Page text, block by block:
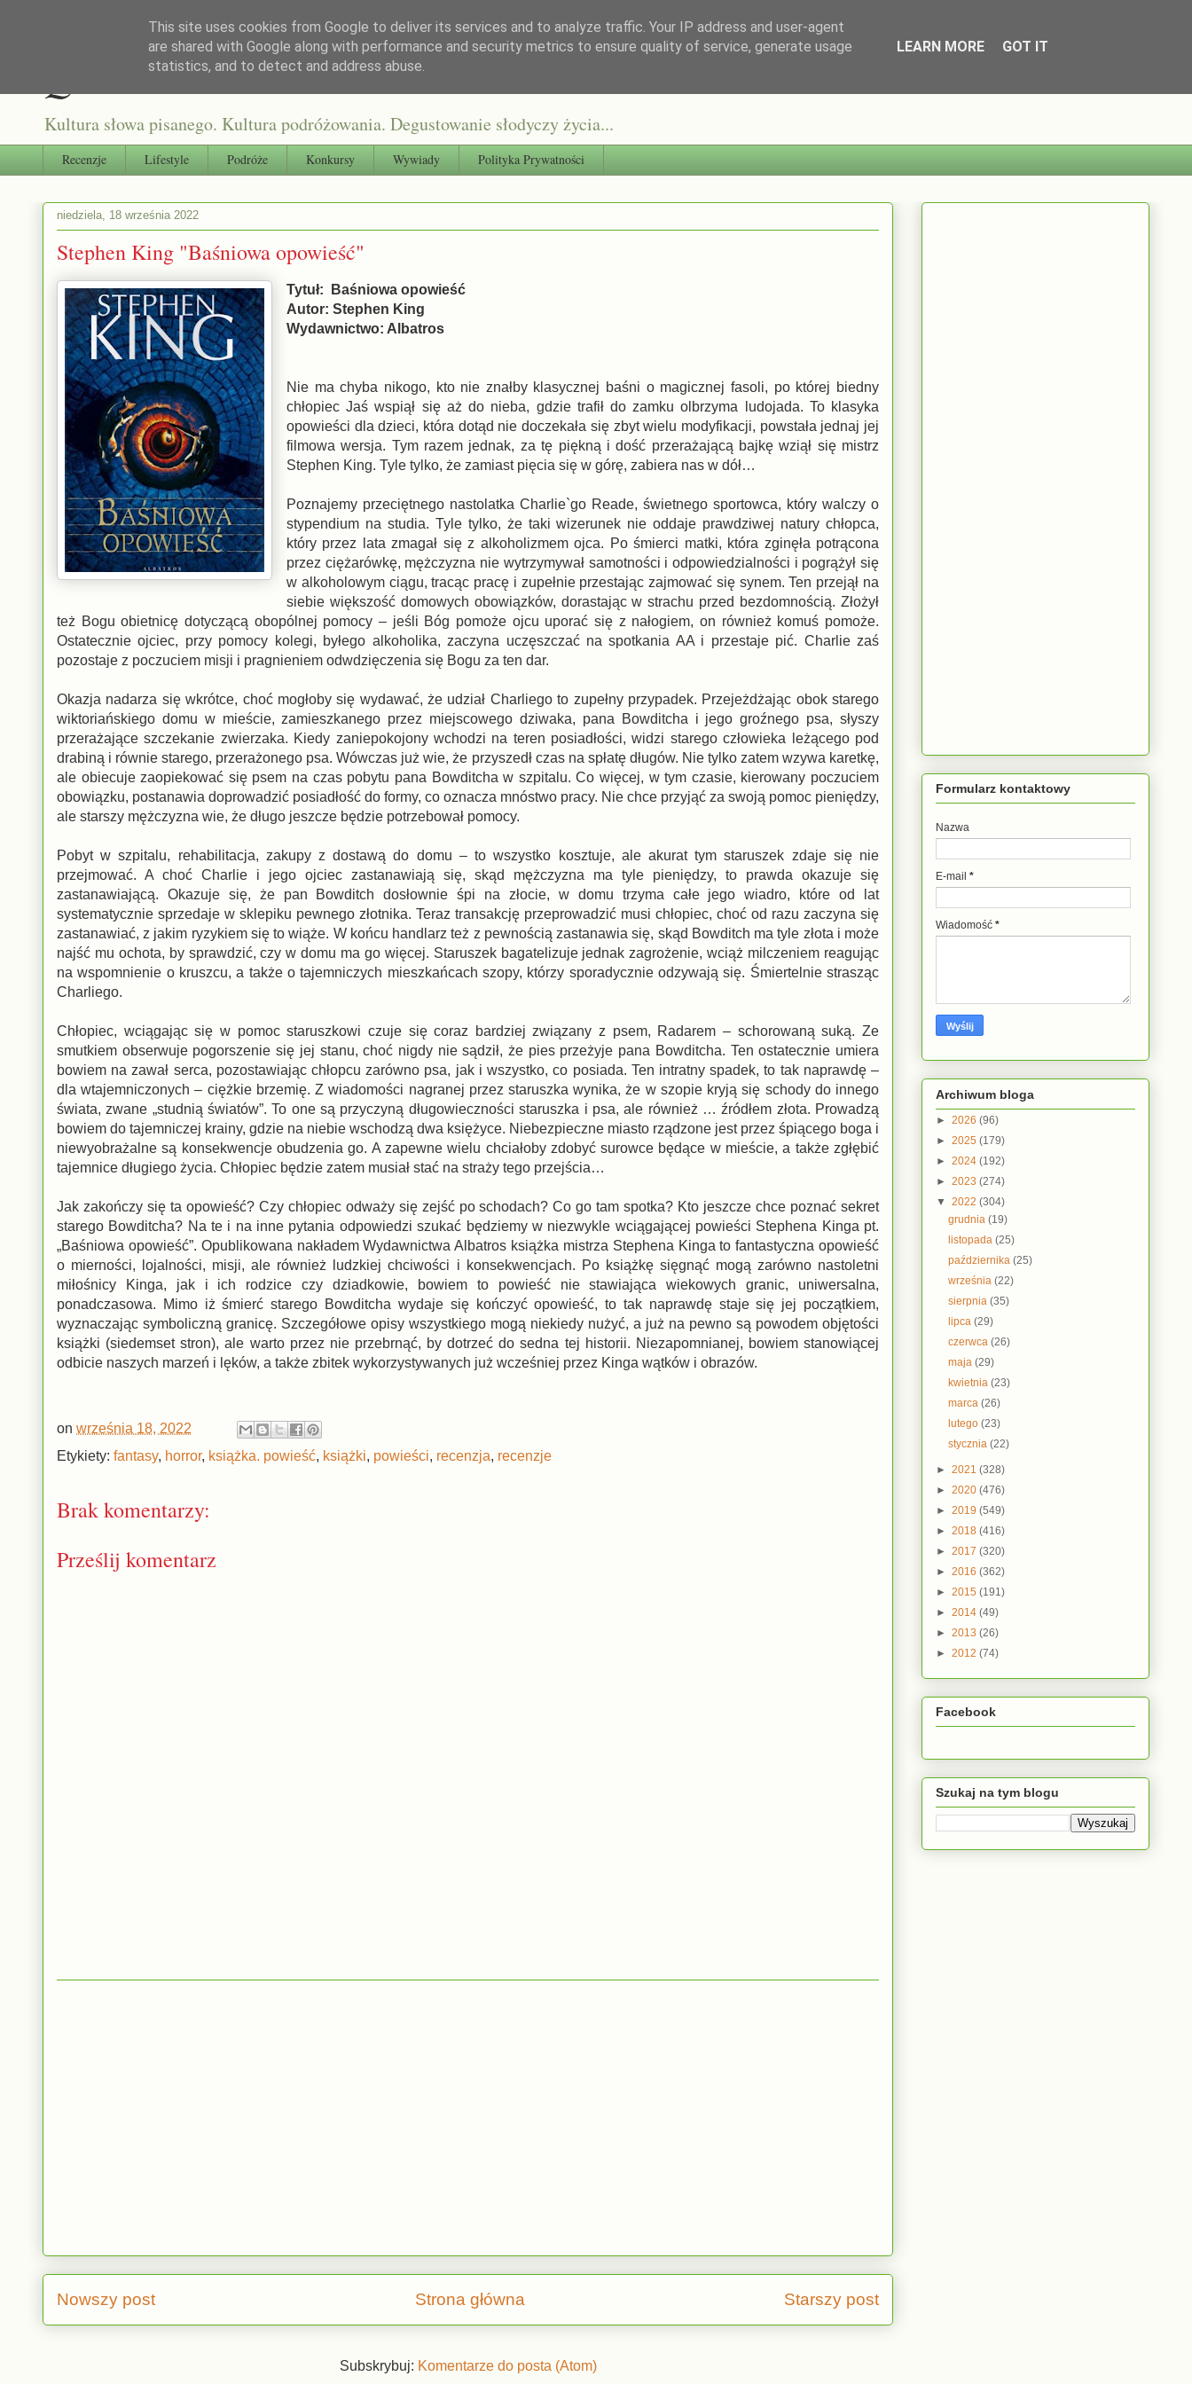
Qultura słowa
Kultura słowa pisanego. Kultura podróżowania. Degustowanie słodyczy życia...
Recenzje Lifestyle Podróże Konkursy Wywiady Polityka Prywatności
niedziela, 18 września 2022
Stephen King "Baśniowa opowieść"
Tytuł: Baśniowa opowieść
Autor: Stephen King
Wydawnictwo: Albatros
Nie ma chyba nikogo, kto nie znałby klasycznej baśni o magicznej fasoli, po której biedny
chłopiec Jaś wspiął się aż do nieba, gdzie trafił do zamku olbrzyma ludojada. To klasyka
opowieści dla dzieci, która dotąd nie doczekała się zbyt wielu modyfikacji, powstała jednaj jej
filmowa wersja. Tym razem jednak, za tę piękną i dość przerażającą bajkę wziął się mistrz
Stephen King. Tyle tylko, że zamiast pięcia się w górę, zabiera nas w dół…
Poznajemy przeciętnego nastolatka Charlie`go Reade, świetnego sportowca, który walczy o
stypendium na studia. Tyle tylko, że taki wizerunek nie oddaje prawdziwej natury chłopca,
który przez lata zmagał się z alkoholizmem ojca. Po śmierci matki, która zginęła potrącona
przez ciężarówkę, mężczyzna nie wytrzymywał samotności i odpowiedzialności i pogrążył się
w alkoholowym ciągu, tracąc pracę i zupełnie przestając zajmować się synem. Ten przejął na
siebie większość domowych obowiązków, dorastając w strachu przed bezdomnością. Złożył
też Bogu obietnicę dotyczącą obopólnej pomocy – jeśli Bóg pomoże ojcu uporać się z nałogiem, on również komuś pomoże.
Ostatecznie ojciec, przy pomocy kolegi, byłego alkoholika, zaczyna uczęszczać na spotkania AA i przestaje pić. Charlie zaś
pozostaje z poczuciem misji i pragnieniem odwdzięczenia się Bogu za ten dar.
Okazja nadarza się wkrótce, choć mogłoby się wydawać, że udział Charliego to zupełny przypadek. Przejeżdżając obok starego
wiktoriańskiego domu w mieście, zamieszkanego przez miejscowego dziwaka, pana Bowditcha i jego groźnego psa, słyszy
przerażające szczekanie zwierzaka. Kiedy zaniepokojony wchodzi na teren posiadłości, widzi starego człowieka leżącego pod
drabiną i równie starego, przerażonego psa. Wówczas już wie, że przyszedł czas na spłatę długów. Nie tylko zatem wzywa karetkę,
ale obiecuje zaopiekować się psem na czas pobytu pana Bowditcha w szpitalu. Co więcej, w tym czasie, kierowany poczuciem
obowiązku, postanawia doprowadzić posiadłość do formy, co oznacza mnóstwo pracy. Nie chce przyjąć za swoją pomoc pieniędzy,
ale starszy mężczyzna wie, że długo jeszcze będzie potrzebował pomocy.
Pobyt w szpitalu, rehabilitacja, zakupy z dostawą do domu – to wszystko kosztuje, ale akurat tym staruszek zdaje się nie
przejmować. A choć Charlie i jego ojciec zastanawiają się, skąd mężczyzna ma tyle pieniędzy, to prawda okazuje się
zastanawiającą. Okazuje się, że pan Bowditch dosłownie śpi na złocie, w domu trzyma całe jego wiadro, które od lat
systematycznie sprzedaje w sklepiku pewnego złotnika. Teraz transakcję przeprowadzić musi chłopiec, choć od razu zaczyna się
zastanawiać, z jakim ryzykiem się to wiąże. W końcu handlarz też z pewnością zastanawia się, skąd Bowditch ma tyle złota i może
najść mu ochota, by sprawdzić, czy w domu ma go więcej. Staruszek bagatelizuje jednak zagrożenie, wciąż milczeniem reagując
na wspomnienie o kruszcu, a także o tajemniczych mieszkańcach szopy, którzy sporadycznie odzywają się. Śmiertelnie strasząc
Charliego.
Chłopiec, wciągając się w pomoc staruszkowi czuje się coraz bardziej związany z psem, Radarem – schorowaną suką. Ze
smutkiem obserwuje pogorszenie się jej stanu, choć nigdy nie sądził, że pies przeżyje pana Bowditcha. Ten ostatecznie umiera
bowiem na zawał serca, pozostawiając chłopcu zarówno psa, jak i wszystko, co posiada. Ten intratny spadek, to tak naprawdę –
dla wtajemniczonych – ciężkie brzemię. Z wiadomości nagranej przez staruszka wynika, że w szopie kryją się schody do innego
świata, zwane „studnią światów”. To one są przyczyną długowieczności staruszka i psa, ale również … źródłem złota. Prowadzą
bowiem do tajemniczej krainy, gdzie na niebie wschodzą dwa księżyce. Niebezpieczne miasto rządzone jest przez śpiącego boga i
niewyobrażalne są konsekwencje obudzenia go. A zapewne wielu chciałoby zdobyć surowce będące w mieście, a także zgłębić
tajemnice długiego życia. Chłopiec będzie zatem musiał stać na straży tego przejścia…
Jak zakończy się ta opowieść? Czy chłopiec odważy się zejść po schodach? Co go tam spotka? Kto jeszcze chce poznać sekret
starego Bowditcha? Na te i na inne pytania odpowiedzi szukać będziemy w niezwykle wciągającej powieści Stephena Kinga pt.
„Baśniowa opowieść”. Opublikowana nakładem Wydawnictwa Albatros książka mistrza Stephena Kinga to fantastyczna opowieść
o mierności, lojalności, misji, ale również ludzkiej chciwości i konsekwencjach. Po książkę sięgnąć mogą zarówno nastoletni
miłośnicy Kinga, jak i ich rodzice czy dziadkowie, bowiem to powieść nie stawiająca wiekowych granic, uniwersalna,
ponadczasowa. Mimo iż śmierć starego Bowditcha wydaje się kończyć opowieść, to tak naprawdę staje się jej początkiem,
wyznaczając symboliczną granicę. Szczegółowe opisy wszystkiego mogą niekiedy nużyć, a już na pewno są powodem objętości
książki (siedemset stron), ale warto przez nie przebrnąć, by dotrzeć do sedna tej historii. Niezapomnianej, bowiem stanowiącej
odbicie naszych marzeń i lęków, a także zbitek wykorzystywanych już wcześniej przez Kinga wątków i obrazów.
on września 18, 2022
Etykiety: fantasy, horror, książka. powieść, książki, powieści, recenzja, recenzje
Brak komentarzy:
Prześlij komentarz
Nowszy post Starszy post
Strona główna
Subskrybuj: Komentarze do posta (Atom)
Formularz kontaktowy
Nazwa
E-mail *
Wiadomość *
Archiwum bloga
► 2026 (96)
► 2025 (179)
► 2024 (192)
► 2023 (274)
▼ 2022 (304)
grudnia(19)
listopada(25)
października(25)
września(22)
sierpnia(35)
lipca(29)
czerwca(26)
maja(29)
kwietnia(23)
marca(26)
lutego(23)
stycznia(22)
► 2021 (328)
► 2020 (476)
► 2019 (549)
► 2018 (416)
► 2017 (320)
► 2016 (362)
► 2015 (191)
► 2014 (49)
► 2013 (26)
► 2012 (74)
Facebook
Szukaj na tym blogu
This site uses cookies from Google to deliver its services and to analyze traffic. Your IP address and user-agent
are shared with Google along with performance and security metrics to ensure quality of service, generate usage
statistics, and to detect and address abuse.
LEARN MORE GOT IT